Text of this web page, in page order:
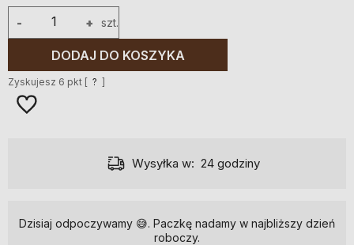
+
- szt.
DODAJ DO KOSZYKA
Zyskujesz 6 pkt [ ? ]
Wysyłka w: 24 godziny
Dzisiaj odpoczywamy 😅. Paczkę nadamy w najbliższy dzień
roboczy.